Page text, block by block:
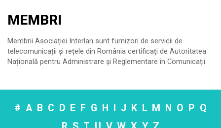
MEMBRI
Membrii Asociației Interlan sunt furnizori de servicii de
telecomunicații și rețele din România certificați de Autoritatea
Națională pentru Administrare și Reglementare în Comunicații.
# A B C D E F G H J K L M N O P Q